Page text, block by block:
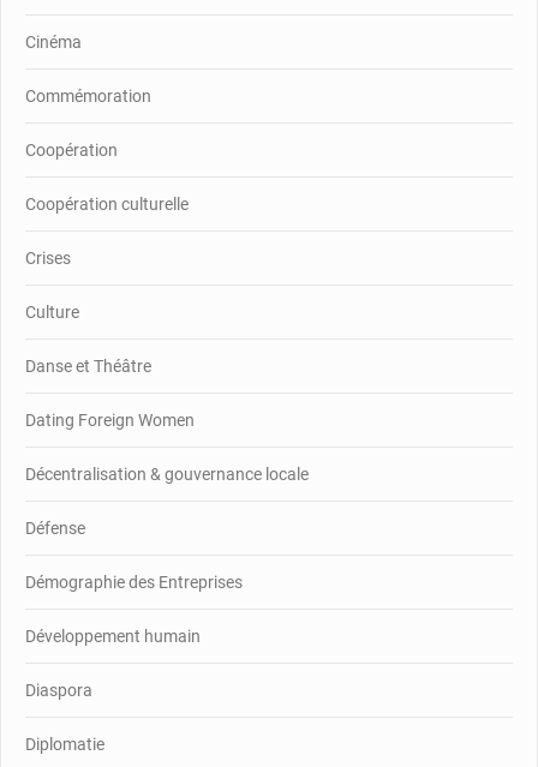
Cinéma
Commémoration
Coopération
Coopération culturelle
Crises
Culture
Danse et Théâtre
Dating Foreign Women
Décentralisation & gouvernance locale
Défense
Démographie des Entreprises
Développement humain
Diaspora
Diplomatie